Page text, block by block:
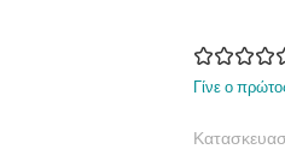
Γίνε ο